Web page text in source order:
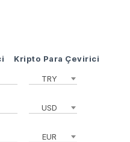
Kripto Para Çevirici
TRY
USD
EUR